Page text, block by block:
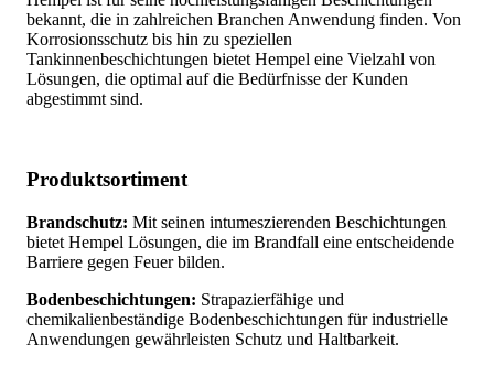
bekannt, die in zahlreichen Branchen Anwendung finden. Von
Korrosionsschutz bis hin zu speziellen
Tankinnenbeschichtungen bietet Hempel eine Vielzahl von
Lösungen, die optimal auf die Bedürfnisse der Kunden
abgestimmt sind.
Produktsortiment
Brandschutz: Mit seinen intumeszierenden Beschichtungen
bietet Hempel Lösungen, die im Brandfall eine entscheidende
Barriere gegen Feuer bilden.
Bodenbeschichtungen: Strapazierfähige und
chemikalienbeständige Bodenbeschichtungen für industrielle
Anwendungen gewährleisten Schutz und Haltbarkeit.